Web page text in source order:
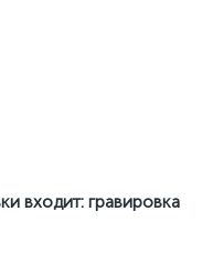
входит: гравировка